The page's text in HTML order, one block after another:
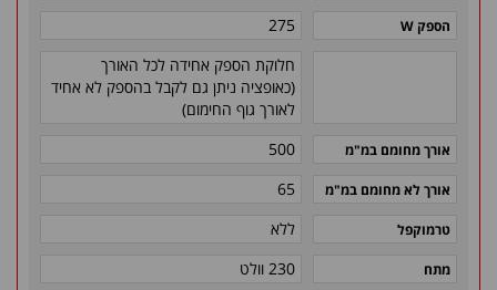
הספק W
275
חלוקת הספק אחידה לכל האורך
(כאופציה ניתן גם לקבל בהספק לא אחיד
לאורך גוף החימום)
אורך מחומם במ"מ 500
אורך לא מחומם במ"מ 65
טרמוקפל ללא
מתח 230 וולט